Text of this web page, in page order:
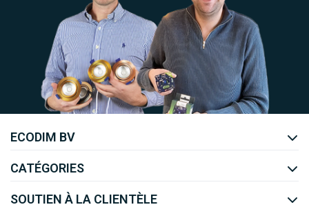
Uw EcoDim team
ECODIM BV
CATÉGORIES
SOUTIEN À LA CLIENTÈLE